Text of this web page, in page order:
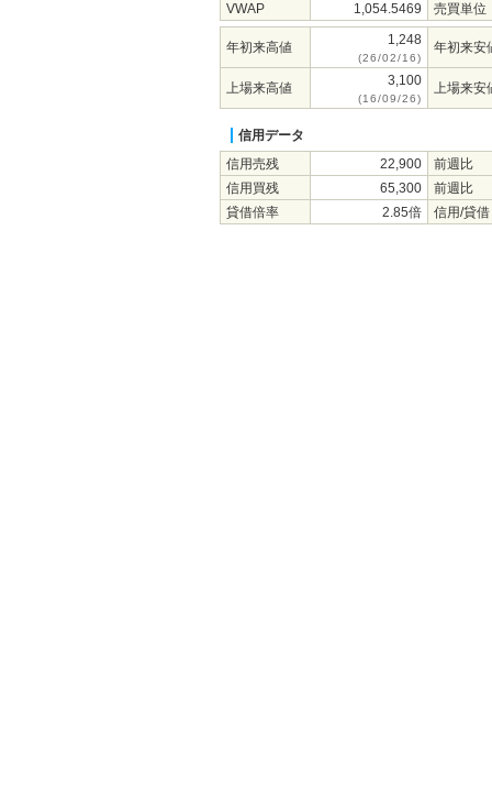
VWAP 1,054.5469 売買単位
年初来高値 1,248
(26/02/16)
年初来安
上場来高値 3,100
(16/09/26)
上場来安
信用データ
信用売残
22,900
前週比
信用買残
65,300
前週比
貸借倍率
2.85倍 信用/貸借